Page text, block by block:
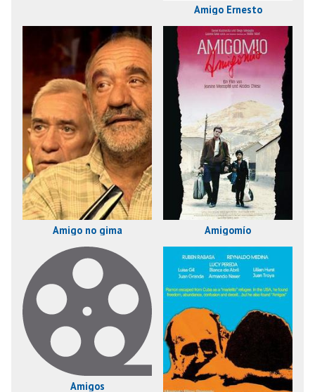
Amigo Ernesto
Amigo no gima Amigomío
Amigos